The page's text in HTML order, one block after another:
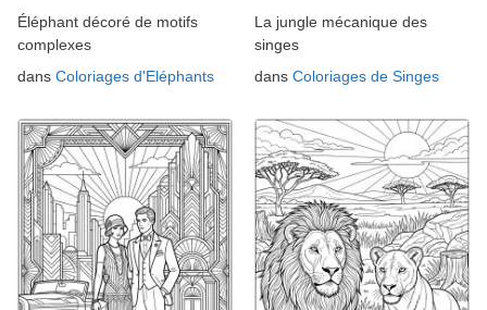
Éléphant décoré de motifs
complexes
dans Coloriages d'Eléphants
La jungle mécanique des
singes
dans Coloriages de Singes